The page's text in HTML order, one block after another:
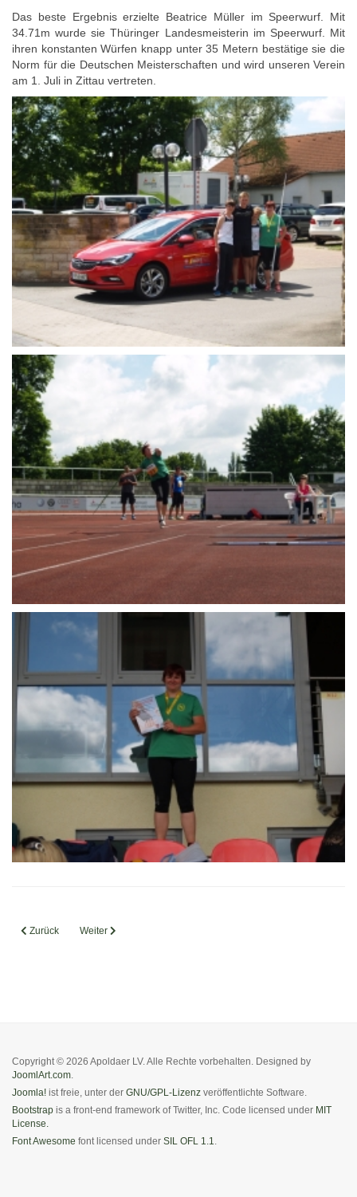
Das beste Ergebnis erzielte Beatrice Müller im Speerwurf. Mit
34.71m wurde sie Thüringer Landesmeisterin im Speerwurf. Mit
ihren konstanten Würfen knapp unter 35 Metern bestätige sie die
Norm für die Deutschen Meisterschaften und wird unseren Verein
am 1. Juli in Zittau vertreten.
Vorheriger Beitrag: 39. Apoldaer Silvesterlauf
Zurück Nächster Beitrag: Pfingstmeeting in Leuna
Weiter
Copyright © 2026 Apoldaer LV. Alle Rechte vorbehalten. Designed by
JoomlArt.com
Joomla! ist freie, unter der GNU/GPL-Lizenz veröffentlichte Software.
Bootstrap is a front-end framework of Twitter, Inc. Code licensed under MIT
License.
Font Awesome font licensed under SIL OFL 1.1